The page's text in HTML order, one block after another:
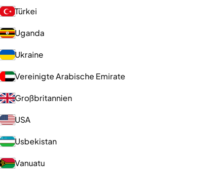
Türkei
Uganda
Ukraine
Vereinigte Arabische Emirate
Großbritannien
USA
Usbekistan
Vanuatu